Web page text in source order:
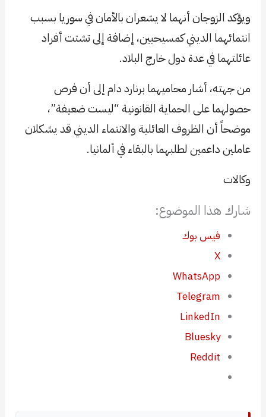
ويؤكد الزوجان أنهما لا يشعران بالأمان في سوريا بسبب
انتمائهما الديني كمسيحيين، إضافة إلى تشتت أفراد
عائلتهما في عدة دول خارج البلاد.
من جهته، أشار محاميهما برنارد دام إلى أن فرص
حصولهما على الحماية القانونية “ليست ضعيفة”،
موضحاً أن الظروف العائلية والانتماء الديني قد يشكلان
عاملين داعمين لطلبهما بالبقاء في ألمانيا.
وكالات
شارك هذا الموضوع:
فيس بوك
X
WhatsApp
Telegram
LinkedIn
Bluesky
Reddit